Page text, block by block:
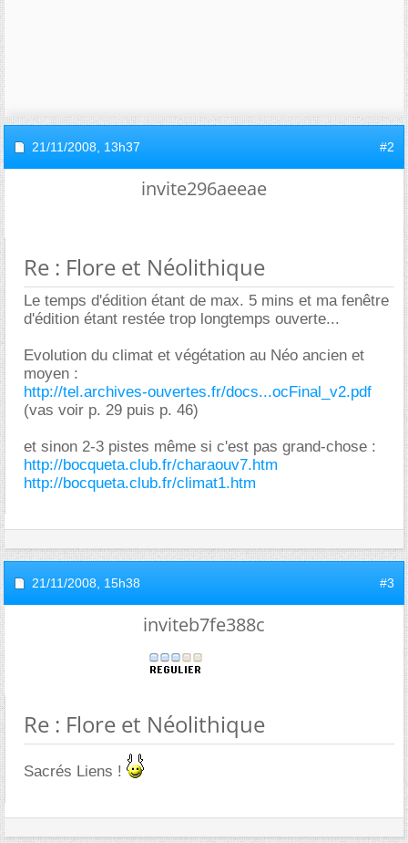
21/11/2008, 13h37 #2
invite296aeeae
Re : Flore et Néolithique
Le temps d'édition étant de max. 5 mins et ma fenêtre
d'édition étant restée trop longtemps ouverte...
Evolution du climat et végétation au Néo ancien et
moyen :
http://tel.archives-ouvertes.fr/docs...ocFinal_v2.pdf
(vas voir p. 29 puis p. 46)
et sinon 2-3 pistes même si c'est pas grand-chose :
http://bocqueta.club.fr/charaouv7.htm
http://bocqueta.club.fr/climat1.htm
21/11/2008, 15h38 #3
inviteb7fe388c
Re : Flore et Néolithique
Sacrés Liens !